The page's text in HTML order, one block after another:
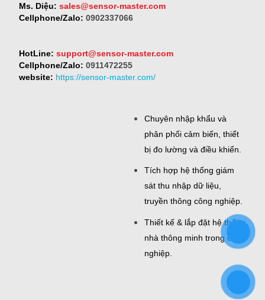
Ms. Diệu: sales@sensor-master.com
Cellphone/Zalo: 0902337066
HotLine: support@sensor-master.com
Cellphone/Zalo: 0911472255
website: https://sensor-master.com/
Chuyên nhập khẩu và
phân phối cảm biến, thiết
bị đo lường và điều khiển.
Tích hợp hệ thống giám
sát thu nhập dữ liệu,
truyền thông công nghiệp.
Thiết kế & lắp đặt hệ thống
nhà thông minh trong công
nghiệp.